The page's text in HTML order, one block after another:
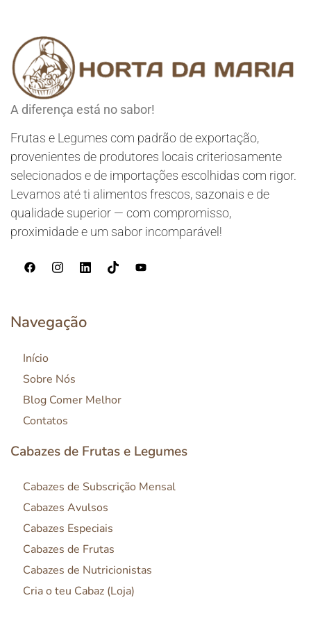
A diferença está no sabor!
Frutas e Legumes com padrão de exportação,
provenientes de produtores locais criteriosamente
selecionados e de importações escolhidas com rigor.
Levamos até ti alimentos frescos, sazonais e de
qualidade superior — com compromisso,
proximidade e um sabor incomparável!
Navegação
Início
Sobre Nós
Blog Comer Melhor
Contatos
Cabazes de Frutas e Legumes
Cabazes de Subscrição Mensal
Cabazes Avulsos
Cabazes Especiais
Cabazes de Frutas
Cabazes de Nutricionistas
Cria o teu Cabaz (Loja)